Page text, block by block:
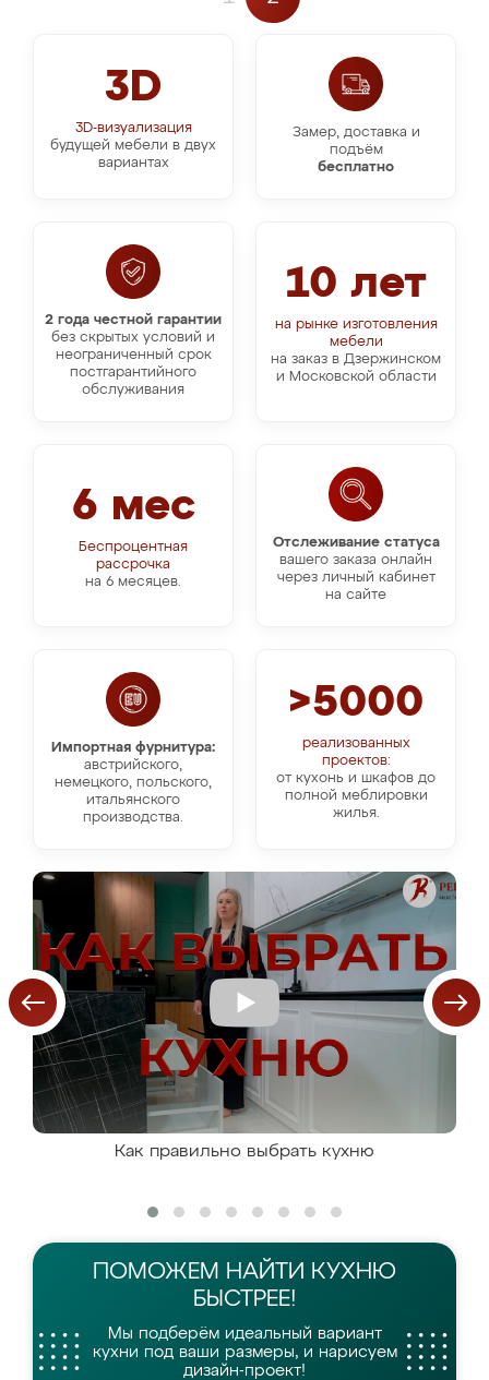
3D
3D-визуализация
будущей мебели в двух
вариантах
Замер, доставка и
подъём
бесплатно
10 лет
на рынке изготовления
мебели
на заказ в Дзержинском
и Московской области
2 года честной гарантии
без скрытых условий и
неограниченный срок
постгарантийного
обслуживания
Отслеживание статуса
вашего заказа онлайн
через личный кабинет
на сайте
6 мес
Беспроцентная
рассрочка
на 6 месяцев.
Импортная фурнитура:
австрийского,
немецкого, польского,
итальянского
производства.
>5000
реализованных
проектов:
от кухонь и шкафов до
полной меблировки
жилья.
Как правильно выбрать кухню
ПОМОЖЕМ НАЙТИ КУХНЮ
БЫСТРЕЕ!
Мы подберём идеальный вариант
кухни под ваши размеры, и нарисуем
дизайн-проект!